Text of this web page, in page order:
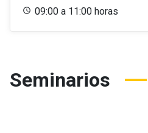
09:00 a 11:00 horas
Seminarios